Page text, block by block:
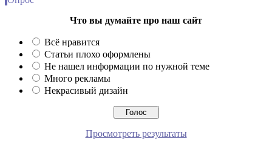
Что вы думайте про наш сайт
Всё нравится
Статьи плохо оформлены
Не нашел информации по нужной теме
Много рекламы
Некрасивый дизайн
Просмотреть результаты